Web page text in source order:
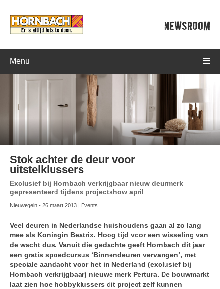
NEWSROOM
Menu
Stok achter de deur voor
uitstelklussers
Exclusief bij Hornbach verkrijgbaar nieuw deurmerk
gepresenteerd tijdens projectshow april
Nieuwegein - 26 maart 2013 | Events
Veel deuren in Nederlandse huishoudens gaan al zo lang
mee als Koningin Beatrix. Hoog tijd voor een wisseling van
de wacht dus. Vanuit die gedachte geeft Hornbach dit jaar
een gratis spoedcursus ‘Binnendeuren vervangen’, met
speciale aandacht voor het in Nederland (exclusief bij
Hornbach verkrijgbaar) nieuwe merk Pertura. De bouwmarkt
laat zien hoe hobbyklussers dit project zelf kunnen